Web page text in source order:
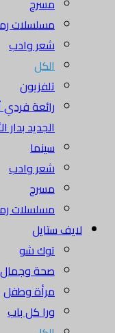
مسرح
مسلسلات
شعر وادب
الكل
تلفزيون
رائعة فردي
الجديد بدار
سينما
شعر وادب
مسرح
مسلسلات
لايف ستايل
توك شو
صحة وجمال
مرأة وطفل
ورا كل باب